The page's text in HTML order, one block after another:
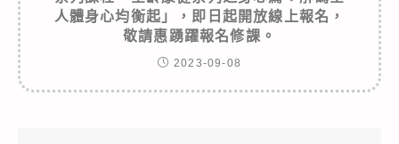
人體身心均衡起」，即日起開放線上報名，
敬請惠踴躍報名修課。
2023-09-08